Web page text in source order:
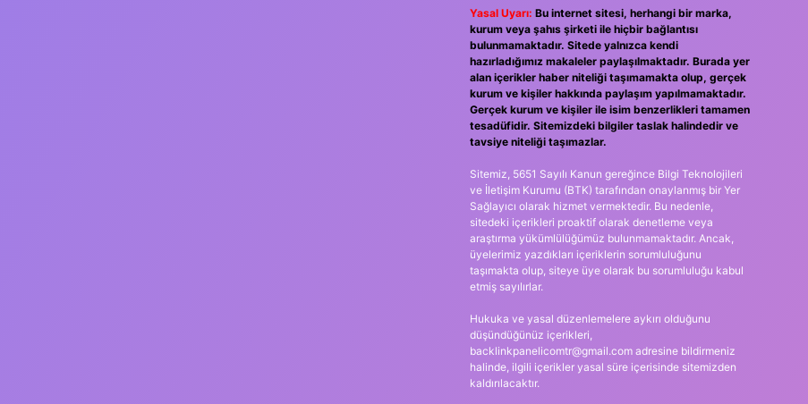
Yasal Uyarı: Bu internet sitesi, herhangi bir marka,
kurum veya şahıs şirketi ile hiçbir bağlantısı
bulunmamaktadır. Sitede yalnızca kendi
hazırladığımız makaleler paylaşılmaktadır. Burada yer
alan içerikler haber niteliği taşımamakta olup, gerçek
kurum ve kişiler hakkında paylaşım yapılmamaktadır.
Gerçek kurum ve kişiler ile isim benzerlikleri tamamen
tesadüfidir. Sitemizdeki bilgiler taslak halindedir ve
tavsiye niteliği taşımazlar.
Sitemiz, 5651 Sayılı Kanun gereğince Bilgi Teknolojileri
ve İletişim Kurumu (BTK) tarafından onaylanmış bir Yer
Sağlayıcı olarak hizmet vermektedir. Bu nedenle,
sitedeki içerikleri proaktif olarak denetleme veya
araştırma yükümlülüğümüz bulunmamaktadır. Ancak,
üyelerimiz yazdıkları içeriklerin sorumluluğunu
taşımakta olup, siteye üye olarak bu sorumluluğu kabul
etmiş sayılırlar.
Hukuka ve yasal düzenlemelere aykırı olduğunu
düşündüğünüz içerikleri,
backlinkpanelicomtr@gmail.comadresine bildirmeniz
halinde, ilgili içerikler yasal süre içerisinde sitemizden
kaldırılacaktır.